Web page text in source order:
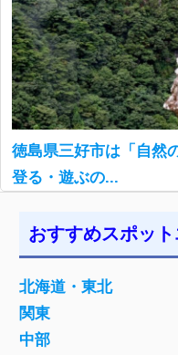
徳島県三好市は「自然
登る・遊ぶの...
おすすめスポッ
北海道・東北
関東
中部